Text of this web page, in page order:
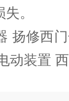
。
扬修西
动装置